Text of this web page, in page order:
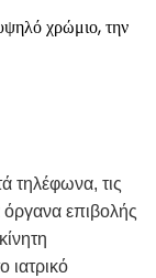
χρώμιο, την
τηλέφωνα, τις
επιβολής
ιατρικό